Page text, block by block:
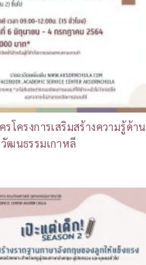
รโครงการเสริมสร้างความรู้ด้าน
ฒนธรรมเกาหลี